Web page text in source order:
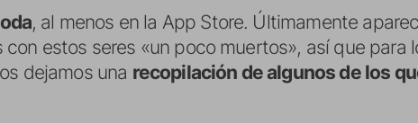
, al menos en la App Store. Últimamente
estos seres «un poco muertos», así que para
dejamos una recopilación de algunos de los